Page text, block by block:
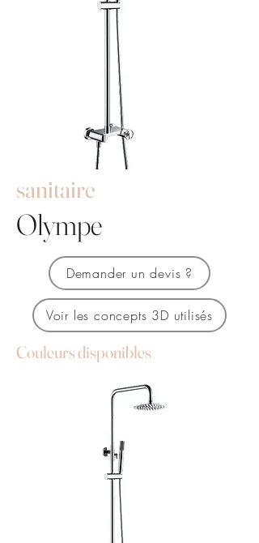
sanitaire
Olympe
Demander un devis ?
Voir les concepts 3D utilisés
Couleurs disponibles